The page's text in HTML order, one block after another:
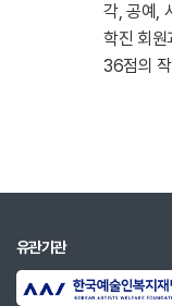
각, 공예,
학진 회
36점의
유관기관